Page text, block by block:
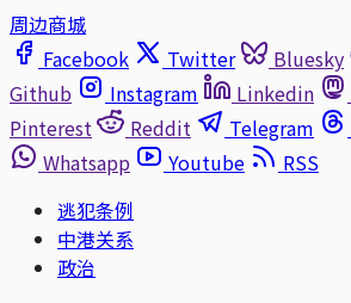
周边商城
Facebook
Twitter Bluesky
Github
Instagram Linkedin
Pinterest
Reddit Telegram
Whatsapp
Youtube
RSS
逃犯条例
中港关系
政治